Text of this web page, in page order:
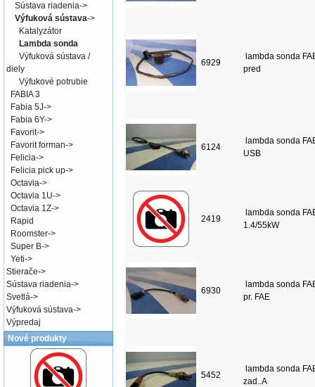
6929
lambda sonda
pred
6124
lambda sonda
USB
2419
lambda sonda
1.4/55kW
6930
lambda sonda
pr. FAE
5452
lambda sonda
zad..A
Sústava riadenia->
Výfuková sústava->
Katalyzátor
Lambda sonda
Výfuková sústava /
diely
Výfukové potrubie
FABIA 3
Fabia 5J->
Fabia 6Y->
Favorit->
Favorit forman->
Felicia->
Felicia pick up->
Octavia->
Octavia 1U->
Octavia 1Z->
Rapid
Roomster->
Super B->
Yeti->
Stierače->
Sústava riadenia->
Svetlá->
Výfuková sústava->
Výpredaj
Nové produkty